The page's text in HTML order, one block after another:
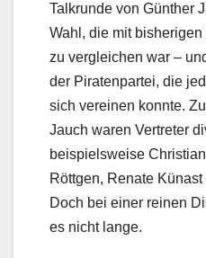
Talkrunde von Günther
Wahl, die mit
zu vergleichen war –
der Piratenpartei, die
sich vereinen konnte.
Jauch waren Vertreter
beispielsweise
Röttgen, Renate
Doch bei einer reinen
es nicht lange.